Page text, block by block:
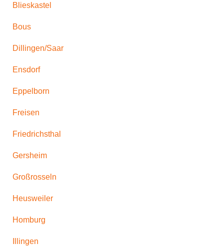
Blieskastel
Bous
Dillingen/Saar
Ensdorf
Eppelborn
Freisen
Friedrichsthal
Gersheim
Großrosseln
Heusweiler
Homburg
Illingen